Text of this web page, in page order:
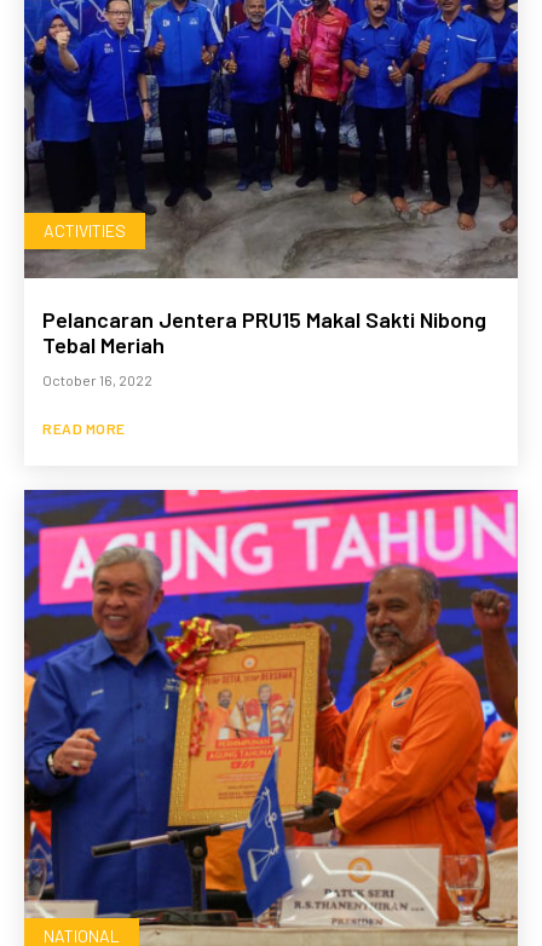
ACTIVITIES
Pelancaran Jentera PRU15 Makal Sakti Nibong
Tebal Meriah
October 16, 2022
READ MORE
NATIONAL